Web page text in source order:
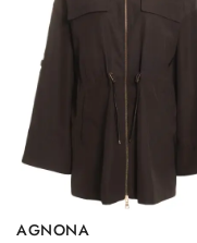
AGNONA